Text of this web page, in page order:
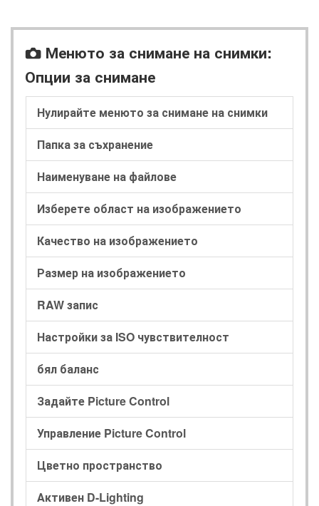
C Менюто за снимане на снимки:
Опции за снимане
Нулирайте менюто за снимане на снимки
Папка за съхранение
Наименуване на файлове
Изберете област на изображението
Качество на изображението
Размер на изображението
RAW запис
Настройки за ISO чувствителност
бял баланс
Задайте Picture Control
Управление Picture Control
Цветно пространство
Активен D-Lighting